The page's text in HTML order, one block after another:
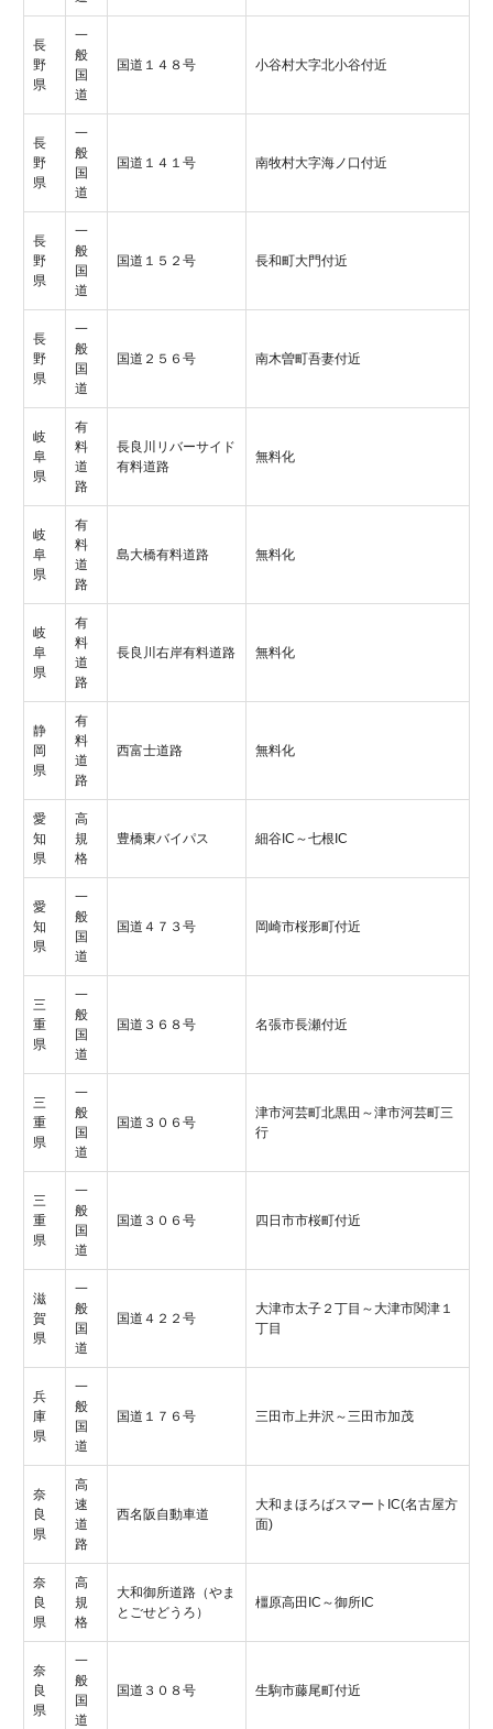
長
野
県
一
般
国
道
国道１４８号 小谷村大字北小谷付近
長
野
県
一
般
国
道
国道１４１号 南牧村大字海ノ口付近
長
野
県
一
般
国
道
国道１５２号 長和町大門付近
長
野
県
一
般
国
道
国道２５６号 南木曽町吾妻付近
岐
阜
県
有
料
道
路
長良川リバーサイド
有料道路
無料化
岐
阜
県
有
料
道
路
島大橋有料道路 無料化
岐
阜
県
有
料
道
路
長良川右岸有料道路 無料化
静
岡
県
有
料
道
路
西富士道路 無料化
愛
知
県
高
規
格
豊橋東バイパス 細谷IC～七根IC
愛
知
県
一
般
国
道
国道４７３号 岡崎市桜形町付近
三
重
県
一
般
国
道
国道３６８号 名張市長瀬付近
三
重
県
一
般
国
道
国道３０６号
津市河芸町北黒田～津市河芸町三
行
三
重
県
一
般
国
道
国道３０６号 四日市市桜町付近
滋
賀
県
一
般
国
道
国道４２２号
大津市太子２丁目～大津市関津１
丁目
兵
庫
県
一
般
国
道
国道１７６号 三田市上井沢～三田市加茂
奈
良
県
高
速
道
路
西名阪自動車道
大和まほろばスマートIC(名古屋方
面)
奈
良
県
高
規
格
大和御所道路（やま
とごせどうろ）
橿原高田IC～御所IC
奈
良
県
一
般
国
道
国道３０８号 生駒市藤尾町付近